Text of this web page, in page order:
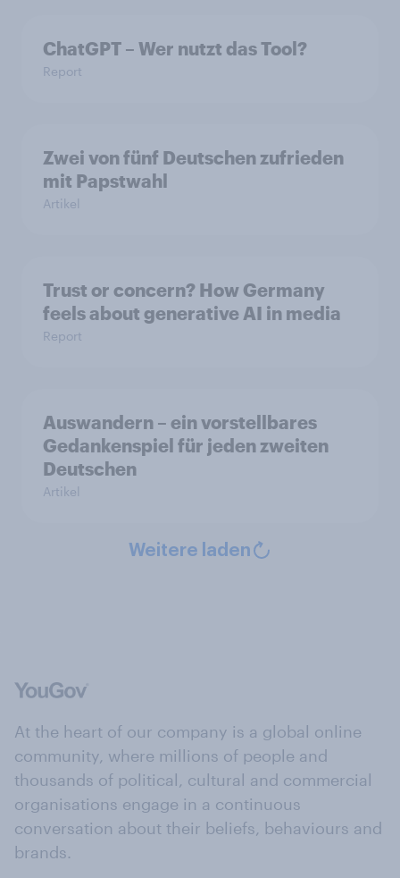
ChatGPT – Wer nutzt das Tool?
Report
Zwei von fünf Deutschen zufrieden
mit Papstwahl
Artikel
Trust or concern? How Germany
feels about generative AI in media
Report
Auswandern – ein vorstellbares
Gedankenspiel für jeden zweiten
Deutschen
Artikel
Weitere laden
At the heart of our company is a global online
community, where millions of people and
thousands of political, cultural and commercial
organisations engage in a continuous
conversation about their beliefs, behaviours and
brands.